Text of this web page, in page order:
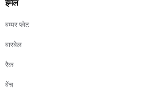
ईमेल
बम्पर प्लेट
बारबेल
रैक
बेंच